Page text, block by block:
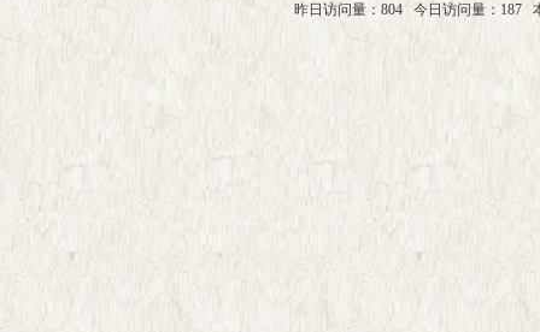
昨日访问量：804 今日访问量：187